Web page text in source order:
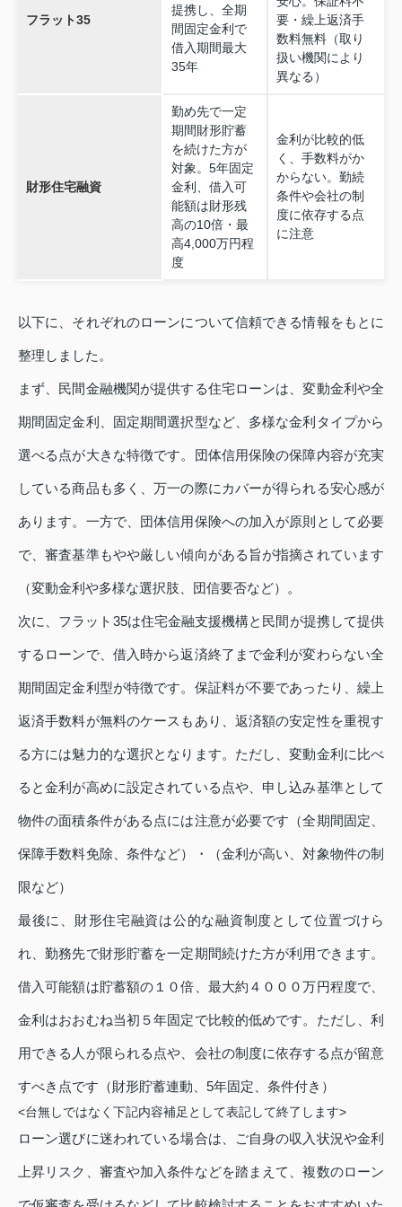
フラット35
提携し、全期
間固定金利で
借入期間最大
35年
要・繰上返済手
数料無料（取り
扱い機関により
異なる）
財形住宅融資
勤め先で一定
期間財形貯蓄
を続けた方が
対象。5年固定
金利、借入可
能額は財形残
高の10倍・最
高4,000万円程
度
金利が比較的低
く、手数料がか
からない。勤続
条件や会社の制
度に依存する点
に注意
以下に、それぞれのローンについて信頼できる情報をもとに
整理しました。
まず、民間金融機関が提供する住宅ローンは、変動金利や全
期間固定金利、固定期間選択型など、多様な金利タイプから
選べる点が大きな特徴です。団体信用保険の保障内容が充実
している商品も多く、万一の際にカバーが得られる安心感が
あります。一方で、団体信用保険への加入が原則として必要
で、審査基準もやや厳しい傾向がある旨が指摘されています
（変動金利や多様な選択肢、団信要否など）。
次に、フラット35は住宅金融支援機構と民間が提携して提供
するローンで、借入時から返済終了まで金利が変わらない全
期間固定金利型が特徴です。保証料が不要であったり、繰上
返済手数料が無料のケースもあり、返済額の安定性を重視す
る方には魅力的な選択となります。ただし、変動金利に比べ
ると金利が高めに設定されている点や、申し込み基準として
物件の面積条件がある点には注意が必要です（全期間固定、
保障手数料免除、条件など）・（金利が高い、対象物件の制
限など）
最後に、財形住宅融資は公的な融資制度として位置づけら
れ、勤務先で財形貯蓄を一定期間続けた方が利用できます。
借入可能額は貯蓄額の１０倍、最大約４０００万円程度で、
金利はおおむね当初５年固定で比較的低めです。ただし、利
用できる人が限られる点や、会社の制度に依存する点が留意
すべき点です（財形貯蓄連動、5年固定、条件付き）
<台無しではなく下記内容補足として表記して終了します>
ローン選びに迷われている場合は、ご自身の収入状況や金利
上昇リスク、審査や加入条件などを踏まえて、複数のローン